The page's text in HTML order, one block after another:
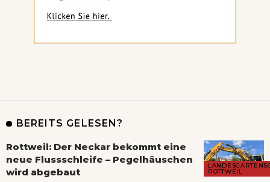
BEREITS GELESEN?
ROTTWEIL
Rottweil: Der Neckar bekommt eine
neue Flussschleife – Pegelhäuschen
wird abgebaut